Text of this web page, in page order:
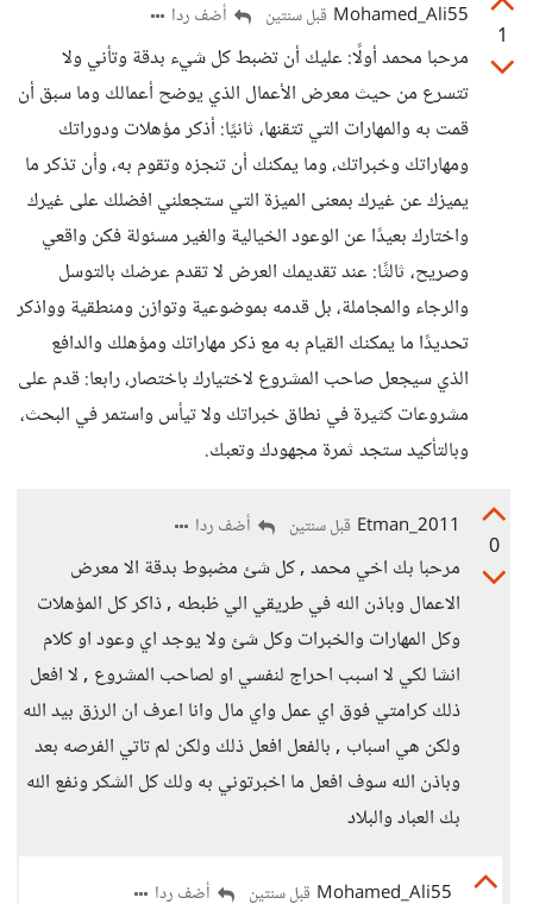
1
Mohamed_Ali55 قبل سنتين أضف ردا
مرحبا محمد أولًا: عليك أن تضبط كل شيء بدقة وتأني ولا
تتسرع من حيث معرض الأعمال الذي يوضح أعمالك وما سبق أن
قمت به والمهارات التي تتقنها، ثانيًا: أذكر مؤهلات ودوراتك
ومهاراتك وخبراتك، وما يمكنك أن تنجزه وتقوم به، وأن تذكر ما
يميزك عن غيرك بمعنى الميزة التي ستجعلني افضلك على غيرك
واختارك بعيدًا عن الوعود الخيالية والغير مسئولة فكن واقعي
وصريح، ثالثًا: عند تقديمك العرض لا تقدم عرضك بالتوسل
والرجاء والمجاملة، بل قدمه بموضوعية وتوازن ومنطقية وواذكر
تحديدًا ما يمكنك القيام به مع ذكر مهاراتك ومؤهلك والدافع
الذي سيجعل صاحب المشروع لاختيارك باختصار، رابعا: قدم على
مشروعات كثيرة في نطاق خبراتك ولا تيأس واستمر في البحث،
وبالتأكيد ستجد ثمرة مجهودك وتعبك.
0
Etman_2011 قبل سنتين أضف ردا
مرحبا بك اخي محمد , كل شئ مضبوط بدقة الا معرض
الاعمال وباذن الله في طريقي الي ظبطه , ذاكر كل المؤهلات
وكل المهارات والخبرات وكل شئ ولا يوجد اي وعود او كلام
انشا لكي لا اسبب احراج لنفسي او لصاحب المشروع , لا افعل
ذلك كرامتي فوق اي عمل واي مال وانا اعرف ان الرزق بيد الله
ولكن هي اسباب , بالفعل افعل ذلك ولكن لم تاتي الفرصه بعد
وباذن الله سوف افعل ما اخبرتوني به ولك كل الشكر ونفع الله
بك العباد والبلاد
Mohamed_Ali55 قبل سنتين أضف ردا